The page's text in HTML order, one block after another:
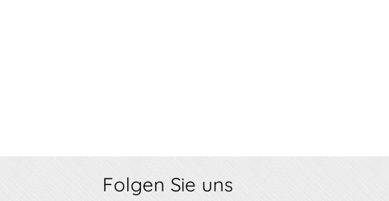
Folgen Sie uns